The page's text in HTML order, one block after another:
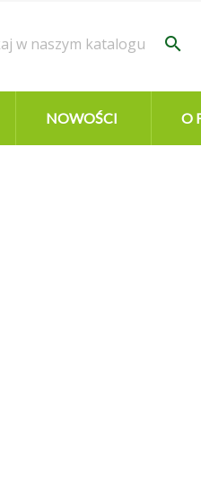
search
NOWOŚCI O